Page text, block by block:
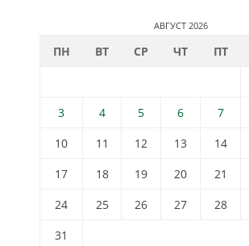
АВГУСТ 2026
ПН ВТ СР ЧТ ПТ
3
4 5 6 7
10
11 12 13 14
17
18 19 20 21
24
25 26 27 28
31